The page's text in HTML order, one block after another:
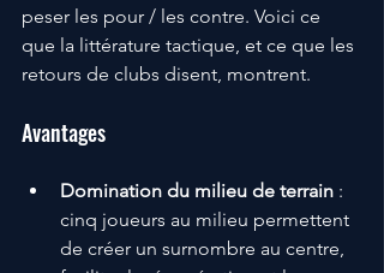
peser les pour / les contre. Voici ce
que la littérature tactique, et ce que les
retours de clubs disent, montrent.
Avantages
Domination du milieu de terrain :
cinq joueurs au milieu permettent
de créer un surnombre au centre,